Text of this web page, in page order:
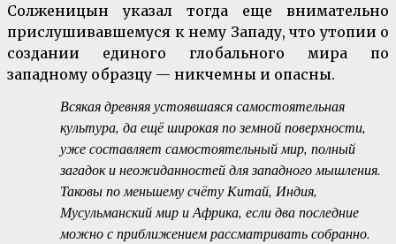
Солженицын указал тогда еще внимательно
прислушивавшемуся к нему Западу, что утопии о
создании единого глобального мира по
западному образцу — никчемны и опасны.
Всякая древняя устоявшаяся самостоятельная
культура, да ещё широкая по земной поверхности,
уже составляет самостоятельный мир, полный
загадок и неожиданностей для западного мышления.
Таковы по меньшему счёту Китай, Индия,
Мусульманский мир и Африка, если два последние
можно с приближением рассматривать собранно.